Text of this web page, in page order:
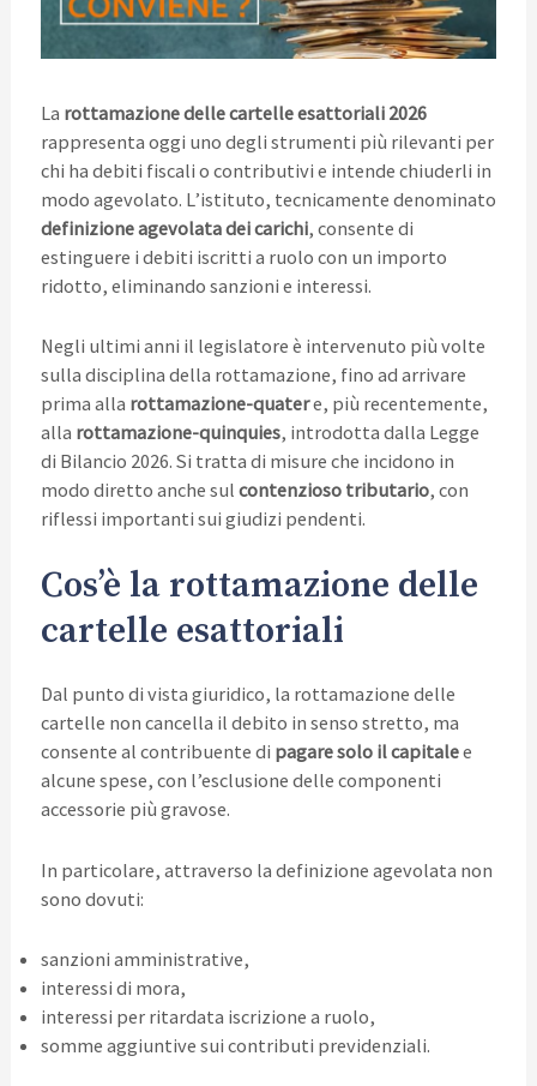
La rottamazione delle cartelle esattoriali 2026
rappresenta oggi uno degli strumenti più rilevanti per
chi ha debiti fiscali o contributivi e intende chiuderli in
modo agevolato. L’istituto, tecnicamente denominato
definizione agevolata dei carichi, consente di
estinguere i debiti iscritti a ruolo con un importo
ridotto, eliminando sanzioni e interessi.
Negli ultimi anni il legislatore è intervenuto più volte
sulla disciplina della rottamazione, fino ad arrivare
prima alla rottamazione-quatere, più recentemente,
alla rottamazione-quinquies, introdotta dalla Legge
di Bilancio 2026. Si tratta di misure che incidono in
modo diretto anche sul contenzioso tributario, con
riflessi importanti sui giudizi pendenti.
Cos’è la rottamazione delle
cartelle esattoriali
Dal punto di vista giuridico, la rottamazione delle
cartelle non cancella il debito in senso stretto, ma
consente al contribuente di pagare solo il capitalee
alcune spese, con l’esclusione delle componenti
accessorie più gravose.
In particolare, attraverso la definizione agevolata non
sono dovuti:
sanzioni amministrative,
interessi di mora,
interessi per ritardata iscrizione a ruolo,
somme aggiuntive sui contributi previdenziali.